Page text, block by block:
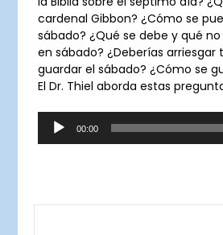
cardenal Gibbon? ¿Cómo se
sábado? ¿Qué se debe y qué
en sábado? ¿Deberías arriesgar
guardar el sábado? ¿Cómo se
El Dr. Thiel aborda estas
Audio
Player
00:00